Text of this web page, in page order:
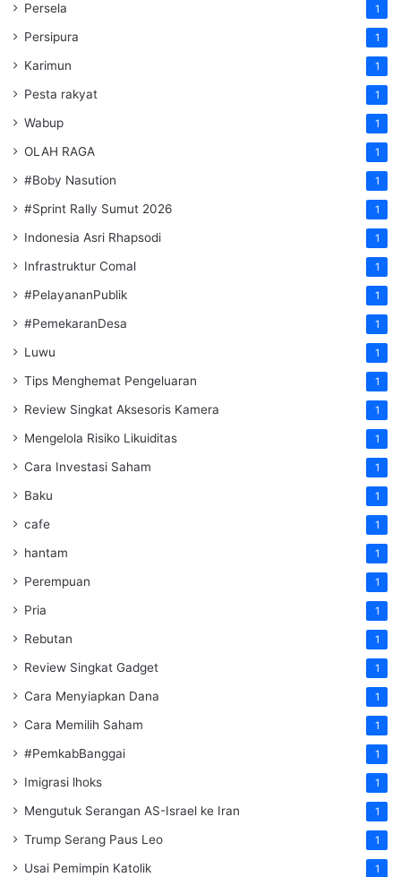
Persela 1
Persipura 1
Karimun 1
Pesta rakyat 1
Wabup 1
OLAH RAGA 1
#Boby Nasution 1
#Sprint Rally Sumut 2026 1
Indonesia Asri Rhapsodi 1
Infrastruktur Comal 1
#PelayananPublik 1
#PemekaranDesa 1
Luwu 1
Tips Menghemat Pengeluaran 1
Review Singkat Aksesoris Kamera 1
Mengelola Risiko Likuiditas 1
Cara Investasi Saham 1
Baku 1
cafe 1
hantam 1
Perempuan 1
Pria 1
Rebutan 1
Review Singkat Gadget 1
Cara Menyiapkan Dana 1
Cara Memilih Saham 1
#PemkabBanggai 1
Imigrasi lhoks 1
Mengutuk Serangan AS-Israel ke Iran 1
Trump Serang Paus Leo 1
Usai Pemimpin Katolik 1